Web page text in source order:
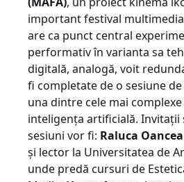
important festival
are ca punct central
performativ în varianta sa
digitală, analogă, voit
fi completate deo sesiune
una dintre cele mai
inteligența artificială. Invitații
sesiuni vor fi: Raluca
și lector la Universitatea de
unde predă cursuri de